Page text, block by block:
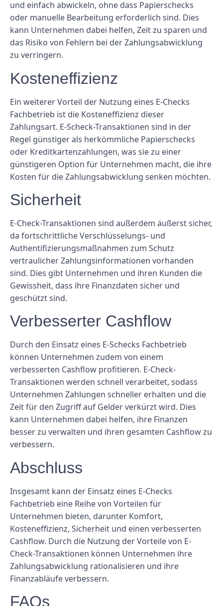
und einfach abwickeln, ohne dass Papierschecks
oder manuelle Bearbeitung erforderlich sind. Dies
kann Unternehmen dabei helfen, Zeit zu sparen und
das Risiko von Fehlern bei der Zahlungsabwicklung
zu verringern.
Kosteneffizienz
Ein weiterer Vorteil der Nutzung eines E-Checks
Fachbetrieb ist die Kosteneffizienz dieser
Zahlungsart. E-Scheck-Transaktionen sind in der
Regel günstiger als herkömmliche Papierschecks
oder Kreditkartenzahlungen, was sie zu einer
günstigeren Option für Unternehmen macht, die ihre
Kosten für die Zahlungsabwicklung senken möchten.
Sicherheit
E-Check-Transaktionen sind außerdem äußerst sicher,
da fortschrittliche Verschlüsselungs- und
Authentifizierungsmaßnahmen zum Schutz
vertraulicher Zahlungsinformationen vorhanden
sind. Dies gibt Unternehmen und ihren Kunden die
Gewissheit, dass ihre Finanzdaten sicher und
geschützt sind.
Verbesserter Cashflow
Durch den Einsatz eines E-Schecks Fachbetrieb
können Unternehmen zudem von einem
verbesserten Cashflow profitieren. E-Check-
Transaktionen werden schnell verarbeitet, sodass
Unternehmen Zahlungen schneller erhalten und die
Zeit für den Zugriff auf Gelder verkürzt wird. Dies
kann Unternehmen dabei helfen, ihre Finanzen
besser zu verwalten und ihren gesamten Cashflow zu
verbessern.
Abschluss
Insgesamt kann der Einsatz eines E-Checks
Fachbetrieb eine Reihe von Vorteilen für
Unternehmen bieten, darunter Komfort,
Kosteneffizienz, Sicherheit und einen verbesserten
Cashflow. Durch die Nutzung der Vorteile von E-
Check-Transaktionen können Unternehmen ihre
Zahlungsabwicklung rationalisieren und ihre
Finanzabläufe verbessern.
FAQs